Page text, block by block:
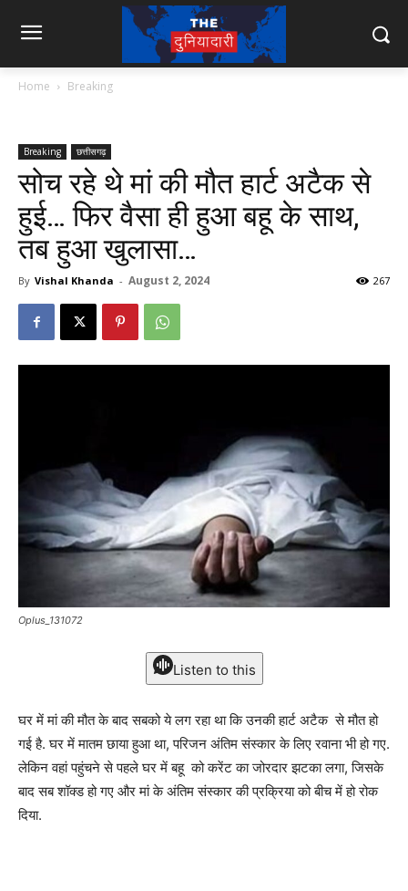
Home Breaking
Breaking छत्तीसगढ़
सोच रहे थे मां की मौत हार्ट अटैक से
हुई… फिर वैसा ही हुआ बहू के साथ,
तब हुआ खुलासा…
By Vishal Khanda - August 2, 2024 267
Oplus_131072
Listen to this
घर में मां की मौत के बाद सबको ये लग रहा था कि उनकी हार्ट अटैक से मौत हो
गई है. घर में मातम छाया हुआ था, परिजन अंतिम संस्कार के लिए रवाना भी हो गए.
लेकिन वहां पहुंचने से पहले घर में बहू को करेंट का जोरदार झटका लगा, जिसके
बाद सब शॉक्ड हो गए और मां के अंतिम संस्कार की प्रक्रिया को बीच में हो रोक
दिया.